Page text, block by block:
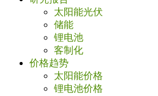
太阳能光伏
储能
锂电池
客制化
价格趋势
太阳能价格
锂电池价格